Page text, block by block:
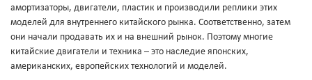
амортизаторы, двигатели, пластик и производили реплики этих
моделей для внутреннего китайского рынка. Соответственно, затем
они начали продавать их и на внешний рынок. Поэтому многие
китайские двигатели и техника – это наследие японских,
американских, европейских технологий и моделей.